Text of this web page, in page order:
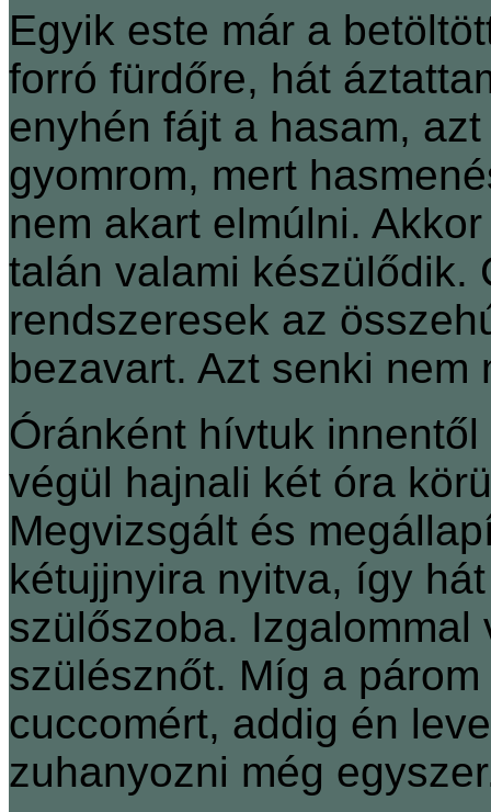
Egyik este már a
forró fürdőre, hát
enyhén fájt a hasam,
gyomrom, mert
nem akart elmúlni.
talán valami készülődik.
rendszeresek az
bezavart. Azt senki
Óránként hívtuk
végül hajnali két óra
Megvizsgált és
kétujjnyira nyitva, így
szülőszoba.
szülésznőt. Míg a
cuccomért, addig én
zuhanyozni még